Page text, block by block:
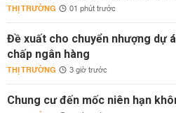
THỊ TRƯỜNG 01 phút trước
Đề xuất cho chuyển nhượng dự
chấp ngân hàng
THỊ TRƯỜNG 3 giờ trước
Chung cư đến mốc niên hạn